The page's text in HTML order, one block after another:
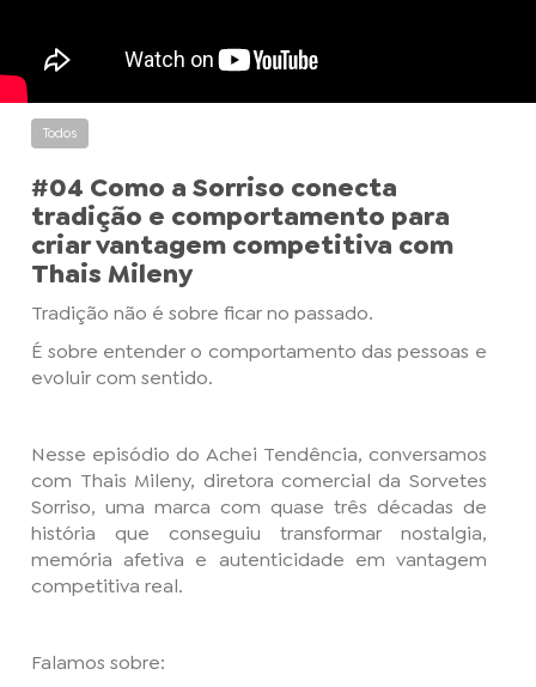
Todos
#04 Como a Sorriso conecta
tradição e comportamento para
criar vantagem competitiva com
Thais Mileny
Tradição não é sobre ficar no passado.
É sobre entender o comportamento das pessoas e
evoluir com sentido.
Nesse episódio do Achei Tendência, conversamos
com Thais Mileny, diretora comercial da Sorvetes
Sorriso, uma marca com quase três décadas de
história que conseguiu transformar nostalgia,
memória afetiva e autenticidade em vantagem
competitiva real.
Falamos sobre: